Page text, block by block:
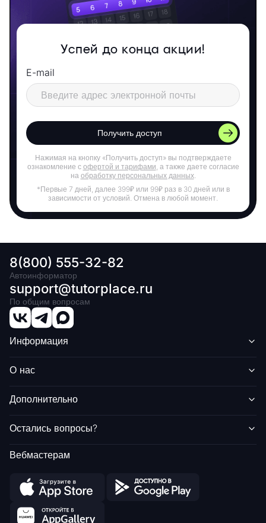
Успей до конца акции!
E-mail
Получить доступ
Нажимая на кнопку «Получить доступ» вы подтверждаете
ознакомление с офертой и тарифами , а также даете согласие
на обработку персональных данных.
*Первые 7 дней, далее 399₽ или 99₽ раз в 30 дней или в
зависимости от условий. Отмена в любой момент.
8(800) 555-32-82
Автоинформатор
support@tutorplace.ru
По общим вопросам
Информация
О нас
Дополнительно
Остались вопросы?
Вебмастерам